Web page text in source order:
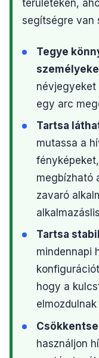
területeken,
segítségre van
Tegye
egy arc
Tartsa
mutassa a
megbízható
zavaró
Tartsa
mindennapi
hogy a
használjon